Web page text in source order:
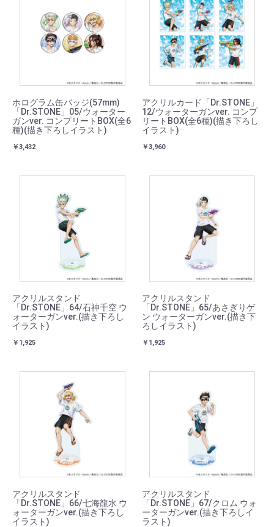
ホログラム缶バッジ(57mm)
「Dr.STONE」05/ウォーター
ガンver. コンプリートBOX(全6
種)(描き下ろしイラスト)
￥3,432
アクリルカード「Dr.STONE」
12/ウォーターガンver. コンプ
リートBOX(全6種)(描き下ろし
イラスト)
￥3,960
アクリルスタンド
「Dr.STONE」64/石神千空 ウ
ォーターガンver.(描き下ろし
イラスト)
￥1,925
アクリルスタンド
「Dr.STONE」65/あさぎりゲ
ン ウォーターガンver.(描き下
ろしイラスト)
￥1,925
アクリルスタンド
「Dr.STONE」66/七海龍水 ウ
ォーターガンver.(描き下ろし
イラスト)
アクリルスタンド
「Dr.STONE」67/クロム ウォ
ーターガンver.(描き下ろしイ
ラスト)